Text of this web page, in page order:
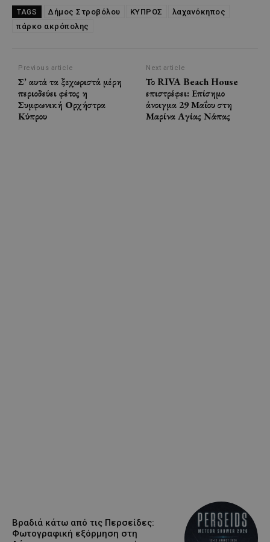
TAGS Δήμος Στροβόλου ΚΥΠΡΟΣ
λαχανόκηπος
πάρκο ακρόπολης
Previous article
Σ’ αυτά τα ξεχωριστά μέρη
περιοδεύει φέτος η
Συμφωνική Ορχήστρα
Κύπρου
Next article
Το RIVA Beach House
επιστρέφει: Επίσημο
άνοιγμα 29 Μαΐου στη
Μαρίνα Αγίας Νάπας
Βραδιά κάτω από τις Περσείδες:
Φωτογραφική εξόρμηση στη